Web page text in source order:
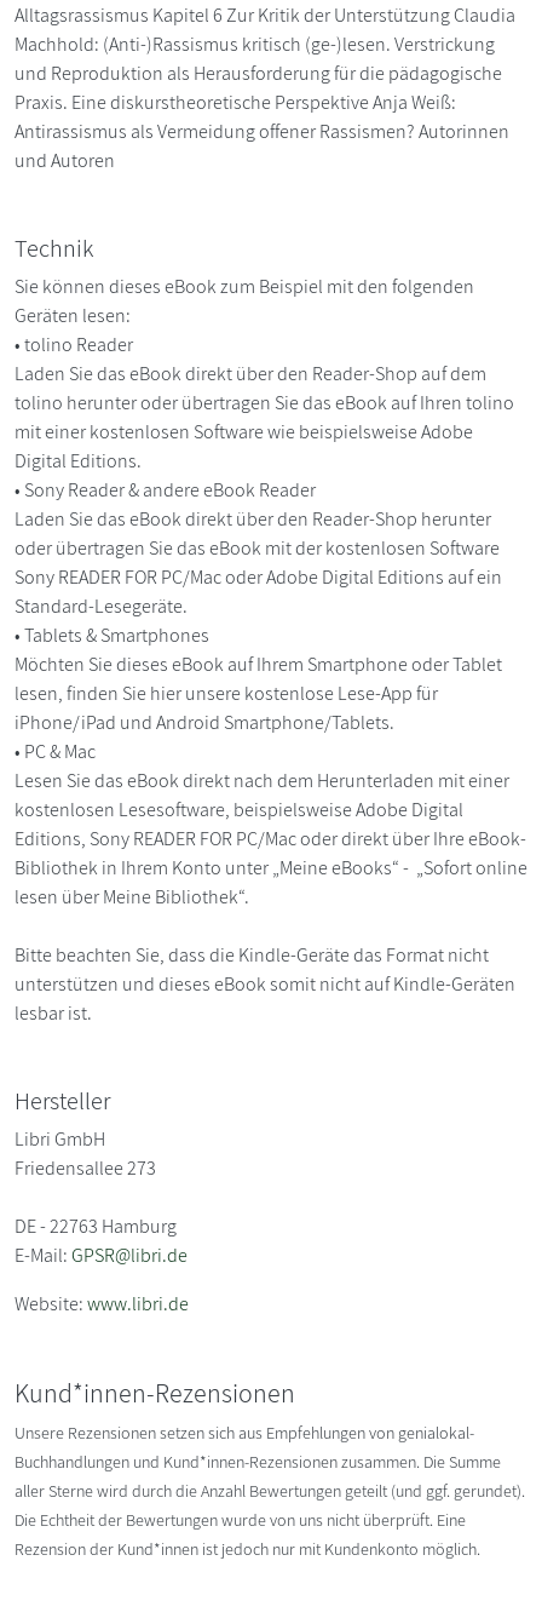
Alltagsrassismus Kapitel 6 Zur Kritik der Unterstützung Claudia
Machhold: (Anti-)Rassismus kritisch (ge-)lesen. Verstrickung
und Reproduktion als Herausforderung für die pädagogische
Praxis. Eine diskurstheoretische Perspektive Anja Weiß:
Antirassismus als Vermeidung offener Rassismen? Autorinnen
und Autoren
Technik
Sie können dieses eBook zum Beispiel mit den folgenden
Geräten lesen:
• tolino Reader
Laden Sie das eBook direkt über den Reader-Shop auf dem
tolino herunter oder übertragen Sie das eBook auf Ihren tolino
mit einer kostenlosen Software wie beispielsweise Adobe
Digital Editions.
• Sony Reader & andere eBook Reader
Laden Sie das eBook direkt über den Reader-Shop herunter
oder übertragen Sie das eBook mit der kostenlosen Software
Sony READER FOR PC/Mac oder Adobe Digital Editions auf ein
Standard-Lesegeräte.
• Tablets & Smartphones
Möchten Sie dieses eBook auf Ihrem Smartphone oder Tablet
lesen, finden Sie hier unsere kostenlose Lese-App für
iPhone/iPad und Android Smartphone/Tablets.
• PC & Mac
Lesen Sie das eBook direkt nach dem Herunterladen mit einer
kostenlosen Lesesoftware, beispielsweise Adobe Digital
Editions, Sony READER FOR PC/Mac oder direkt über Ihre eBook-
Bibliothek in Ihrem Konto unter „Meine eBooks“ - „Sofort online
lesen über Meine Bibliothek“.
Bitte beachten Sie, dass die Kindle-Geräte das Format nicht
unterstützen und dieses eBook somit nicht auf Kindle-Geräten
lesbar ist.
Hersteller
Libri GmbH
Friedensallee 273
DE - 22763 Hamburg
E-Mail:GPSR@libri.de
Website:www.libri.de
Kund*innen-Rezensionen
Unsere Rezensionen setzen sich aus Empfehlungen von genialokal-
Buchhandlungen und Kund*innen-Rezensionen zusammen. Die Summe
aller Sterne wird durch die Anzahl Bewertungen geteilt (und ggf. gerundet).
Die Echtheit der Bewertungen wurde von uns nicht überprüft. Eine
Rezension der Kund*innen ist jedoch nur mit Kundenkonto möglich.